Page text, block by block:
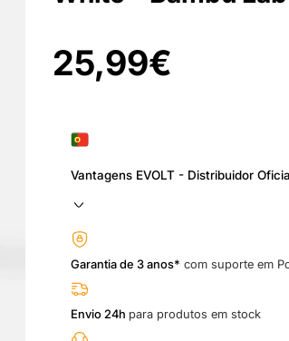
25,99€
Vantagens EVOLT - Distribuidor
Garantia de 3 anos* com suporte em
Envio 24h para produtos em stock